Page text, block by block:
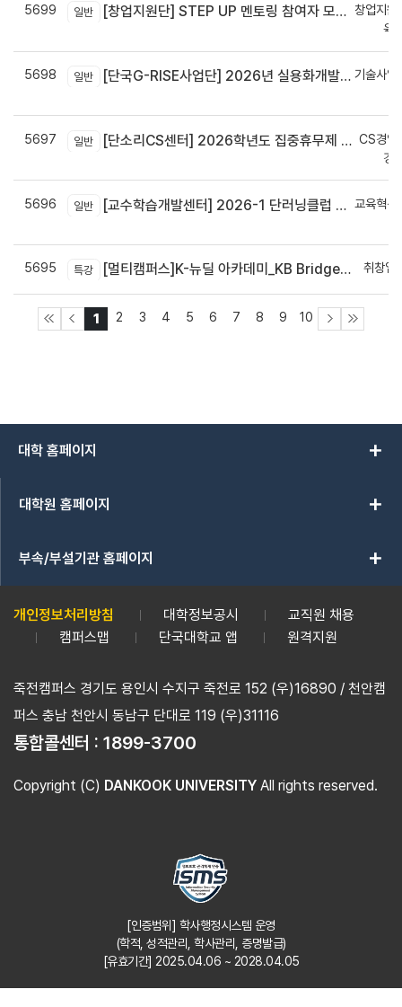
5699 일반 [창업지원단] STEP UP 멘토링 참여자 모집(~7월 29일)
창업지원
육
5698 일반 [단국G-RISE사업단] 2026년 실용화개발 지원(Grant) 과제 공고_~8/14(금)까지
기술사업
5697 일반 [단소리CS센터] 2026학년도 집중휴무제 안내 (EMS 및 이메일 발송 접수기한 : 7/24(금) 오후 12시까지)
CS경영
경
5696 일반 [교수학습개발센터] 2026-1 단러닝클럽 Best Practice 공모전 결과 안내
교육혁신
5695 특강 [멀티캠퍼스]K-뉴딜 아카데미_KB Bridge 과정 취창업
1 2 3 4 5 6 7 8 9 10
대학 홈페이지 add
대학원 홈페이지 add
부속/부설기관 홈페이지 add
개인정보처리방침 대학정보공시
교직원 채용
캠퍼스맵
단국대학교 앱 원격지원
죽전캠퍼스 경기도 용인시 수지구 죽전로 152 (우)16890 / 천안캠
퍼스 충남 천안시 동남구 단대로 119 (우)31116
통합콜센터 : 1899-3700
Copyright (C) DANKOOK UNIVERSITY All rights reserved.
[인증범위] 학사행정시스템 운영
(학적, 성적관리, 학사관리, 증명발급)
[유효기간] 2025.04.06 ~ 2028.04.05